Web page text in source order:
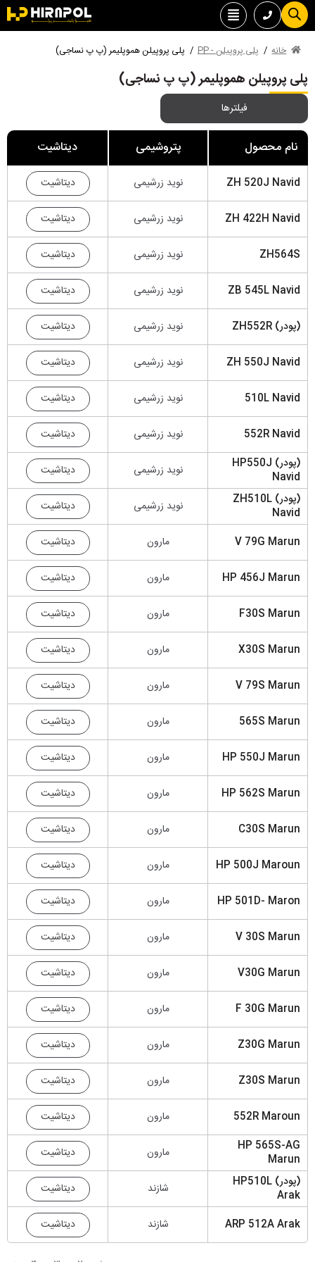
خانه / پلی پروپیلن - PP / پلی پروپیلن هموپلیمر (پ پ نساجی)
پلی پروپیلن هموپلیمر (پ پ نساجی)
فیلترها
نام محصول پتروشیمی دیتاشیت
ZH 520J Navid نوید زرشیمی دیتاشیت
ZH 422H Navid نوید زرشیمی دیتاشیت
ZH564S نوید زرشیمی دیتاشیت
ZB 545L Navid نوید زرشیمی دیتاشیت
(پودر) ZH552R نوید زرشیمی دیتاشیت
ZH 550J Navid نوید زرشیمی دیتاشیت
510L Navid نوید زرشیمی دیتاشیت
552R Navid نوید زرشیمی
دیتاشیت
(پودر) HP550J
Navid
نوید زرشیمی
دیتاشیت
(پودر) ZH510L
Navid
نوید زرشیمی دیتاشیت
V 79G Marun مارون دیتاشیت
HP 456J Marun مارون دیتاشیت
F30S Marun مارون دیتاشیت
X30S Marun مارون دیتاشیت
V 79S Marun مارون دیتاشیت
565S Marun مارون دیتاشیت
HP 550J Marun مارون دیتاشیت
HP 562S Marun مارون دیتاشیت
C30S Marun مارون دیتاشیت
HP 500J Maroun مارون دیتاشیت
HP 501D- Maron مارون دیتاشیت
V 30S Marun مارون دیتاشیت
V30G Marun مارون دیتاشیت
F 30G Marun مارون دیتاشیت
Z30G Marun مارون دیتاشیت
Z30S Marun مارون دیتاشیت
552R Maroun مارون
دیتاشیت
HP 565S-AG
Marun
مارون
دیتاشیت
(پودر) HP510L
Arak
شازند دیتاشیت
ARP 512A Arak شازند دیتاشیت